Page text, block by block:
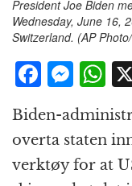
President Joe Biden
Wednesday, June 16,
Switzerland. (AP
F
c
e
b
M
e
ss
e
n
W
h
at
s
A
Biden-
overta staten
verktøy for at